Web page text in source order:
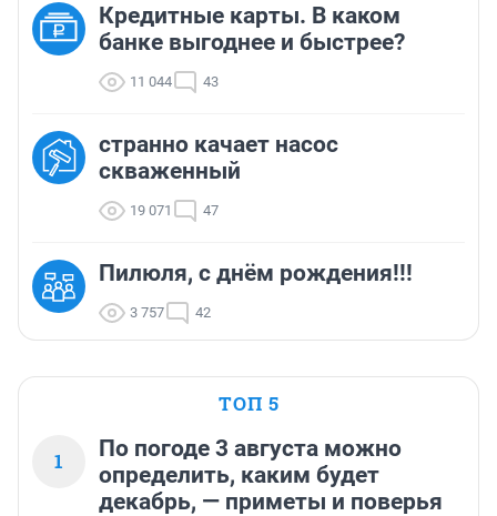
Кредитные карты. В каком
банке выгоднее и быстрее?
11 044 43
странно качает насос
скваженный
19 071 47
Пилюля, с днём рождения!!!
3 757 42
ТОП 5
1
По погоде 3 августа можно
определить, каким будет
декабрь, — приметы и поверья